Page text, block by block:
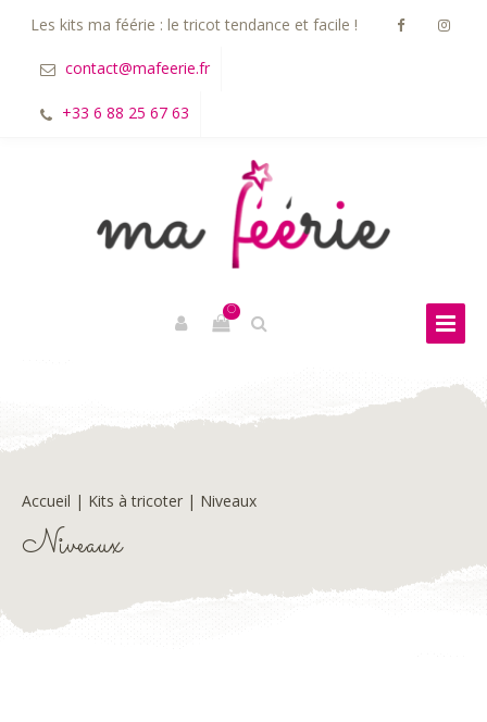
Les kits ma féérie : le tricot tendance et facile !
contact@mafeerie.fr
+33 6 88 25 67 63
0
Accueil | Kits à tricoter | Niveaux
Niveaux